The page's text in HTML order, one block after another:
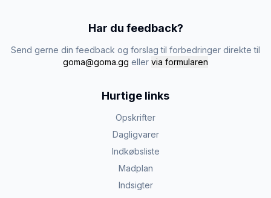
Har du feedback?
Send gerne din feedback og forslag til forbedringer direkte til
goma@goma.gg eller via formularen
Hurtige links
Opskrifter
Dagligvarer
Indkøbsliste
Madplan
Indsigter